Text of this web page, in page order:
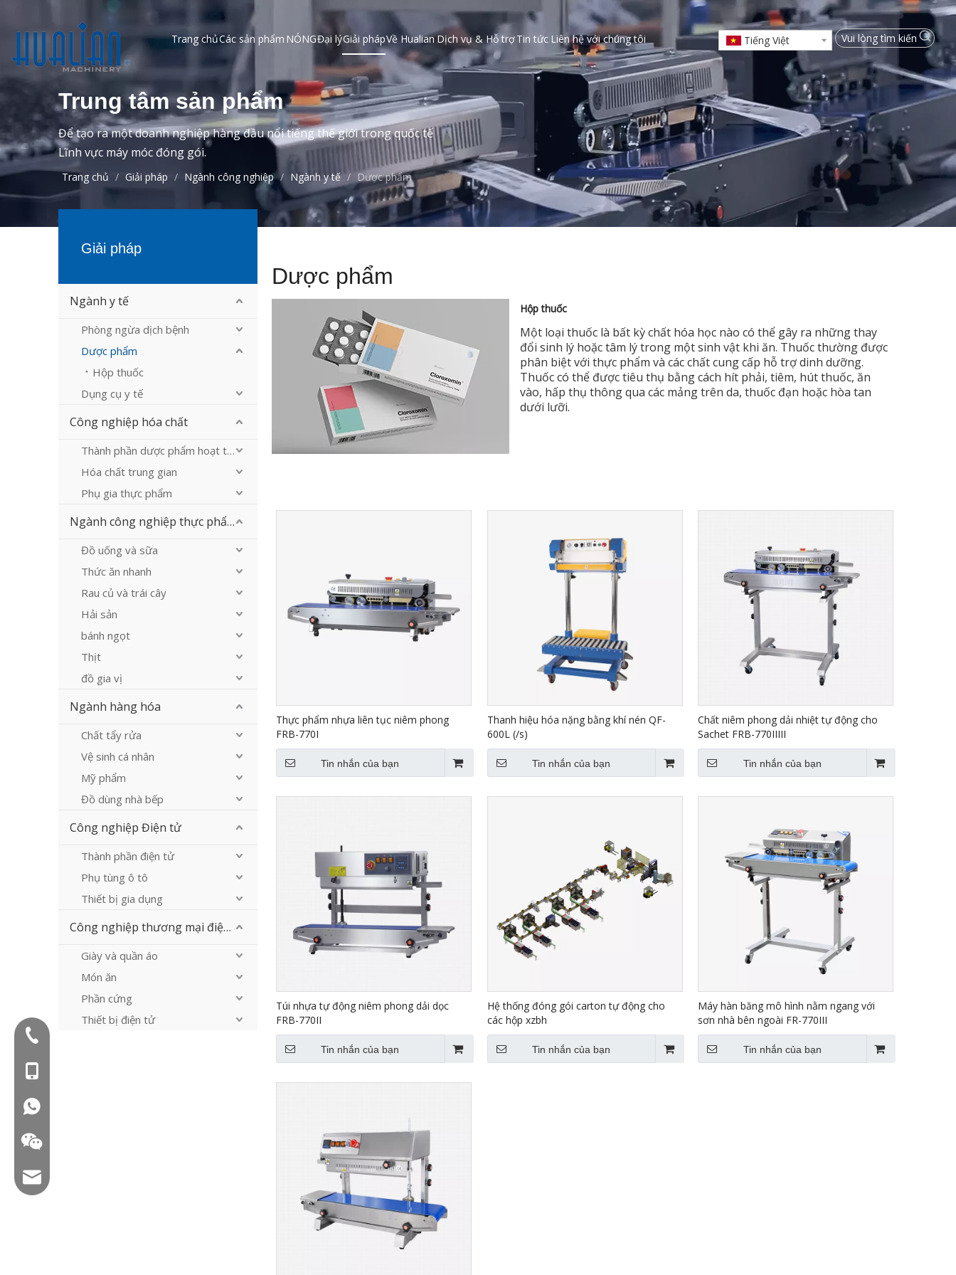
Trang chủCác sản phẩm NÓNGĐại lýGiải phápVề HualianDịch vụ & Hỗ trợTin tức Liên hệ với chúng tôi Tiếng Việt
Trung tâm sản phẩm
Để tạo ra một doanh nghiệp hàng đầu nổi tiếng thế giới trong quốc tế
Lĩnh vực máy móc đóng gói.
Trang chủ / Giải pháp / Ngành công nghiệp / Ngành y tế / Dược phẩm
Giải pháp
Ngành y tế
Phòng ngừa dịch bệnh
Dược phẩm
Hộp thuốc
Dụng cụ y tế
Công nghiệp hóa chất
Thành phần dược phẩm hoạt tính
Hóa chất trung gian
Phụ gia thực phẩm
Ngành công nghiệp thực phẩm
Đồ uống và sữa
Thức ăn nhanh
Rau củ và trái cây
Hải sản
bánh ngọt
Thịt
đồ gia vị
Ngành hàng hóa
Chất tẩy rửa
Vệ sinh cá nhân
Mỹ phẩm
Đồ dùng nhà bếp
Công nghiệp Điện tử
Thành phần điện tử
Phụ tùng ô tô
Thiết bị gia dụng
Công nghiệp thương mại điện tử
Giày và quần áo
Món ăn
Phần cứng
Thiết bị điện tử
Dược phẩm
Hộp thuốc
Một loại thuốc là bất kỳ chất hóa học nào có thể gây ra những thay
đổi sinh lý hoặc tâm lý trong một sinh vật khi ăn. Thuốc thường được
phân biệt với thực phẩm và các chất cung cấp hỗ trợ dinh dưỡng.
Thuốc có thể được tiêu thụ bằng cách hít phải, tiêm, hút thuốc, ăn
vào, hấp thụ thông qua các mảng trên da, thuốc đạn hoặc hòa tan
dưới lưỡi.
Thực phẩm nhựa liên tục niêm phong
FRB-770I
Tin nhắn của bạn
Thanh hiệu hóa nặng bằng khí nén QF-
600L (/s)
Tin nhắn của bạn
Chất niêm phong dải nhiệt tự động cho
Sachet FRB-770IIIII
Tin nhắn của bạn
Túi nhựa tự động niêm phong dải dọc
FRB-770II
Tin nhắn của bạn
Hệ thống đóng gói carton tự động cho
các hộp xzbh
Tin nhắn của bạn
Máy hàn băng mô hình nằm ngang với
sơn nhà bên ngoài FR-770III
Tin nhắn của bạn